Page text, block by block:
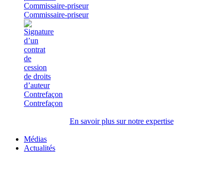
Commissaire-priseur
Commissaire-priseur
Contrefaçon
Contrefaçon
En savoir plus sur notre expertise
Médias
Actualités